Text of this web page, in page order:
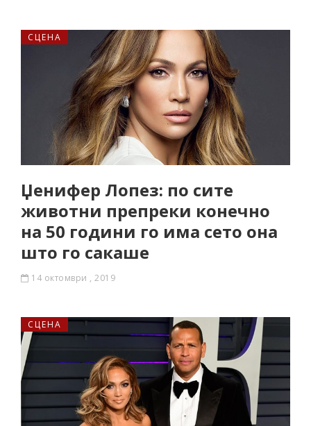
СЦЕНА
Џенифер Лопез: по сите
животни препреки конечно
на 50 години го има сето она
што го сакаше
14 октомври , 2019
СЦЕНА